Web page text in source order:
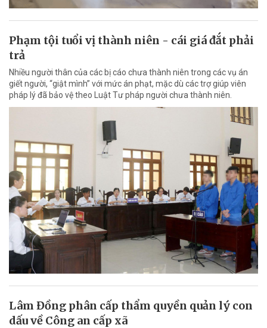
Phạm tội tuổi vị thành niên - cái giá đắt phải
trả
Nhiều người thân của các bị cáo chưa thành niên trong các vụ án
giết người, “giật mình” với mức án phạt, mặc dù các trợ giúp viên
pháp lý đã bảo vệ theo Luật Tư pháp người chưa thành niên.
Lâm Đồng phân cấp thẩm quyền quản lý con
dấu về Công an cấp xã